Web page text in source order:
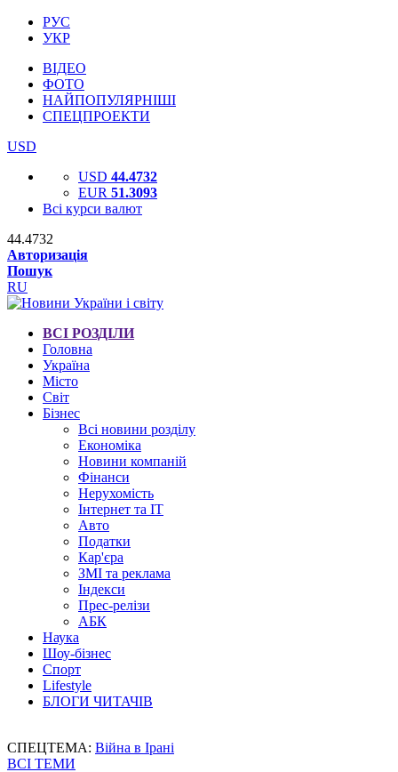
РУС
УКР
ВІДЕО
ФОТО
НАЙПОПУЛЯРНІШІ
СПЕЦПРОЕКТИ
USD
USD 44.4732
EUR 51.3093
Всі курси валют
44.4732
Авторизація
Пошук
RU
ВСІ РОЗДІЛИ
Головна
Україна
Місто
Світ
Бізнес
Всі новини розділу
Економіка
Новини компаній
Фінанси
Нерухомість
Інтернет та IT
Авто
Податки
Кар'єра
ЗМІ та реклама
Індекси
Прес-релізи
АБК
Наука
Шоу-бізнес
Спорт
Lifestyle
БЛОГИ ЧИТАЧІВ
СПЕЦТЕМА: Війна в Ірані
ВСІ ТЕМИ